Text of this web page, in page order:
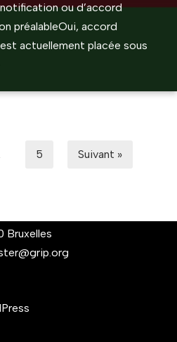
ou d’accord
préalableOui, accord
actuellement placée sous
5 Suivant »
Bruxelles